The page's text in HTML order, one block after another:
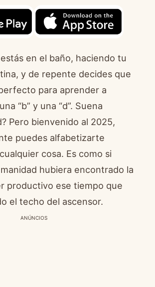
en el baño, haciendo tu
y de repente decides que
para aprender a
“b” y una “d”. Suena
Pero bienvenido al 2025,
puedes alfabetizarte
cosa. Es como si
hubiera encontrado la
productivo ese tiempo que
el techo del ascensor.
ANÚNCIOS